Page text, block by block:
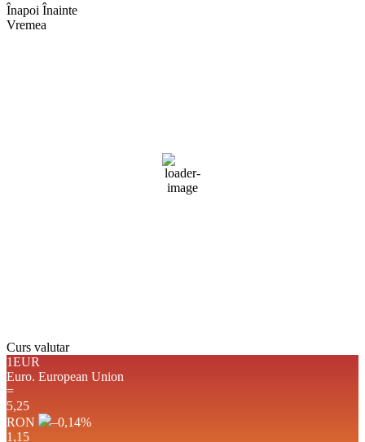
Înapoi Înainte
Vremea
Curs valutar
1EUR
Euro. European Union
=
5,25
RON
–0,14%
1,15